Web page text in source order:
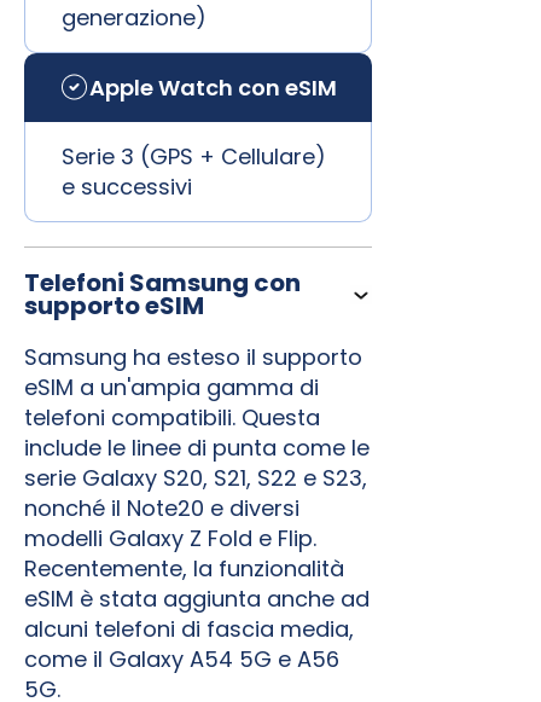
generazione)
Apple Watch con eSIM
Serie 3 (GPS + Cellulare)
e successivi
Telefoni Samsung con
supporto eSIM
Samsung ha esteso il supporto
eSIM a un'ampia gamma di
telefoni compatibili. Questa
include le linee di punta come le
serie Galaxy S20, S21, S22 e S23,
nonché il Note20 e diversi
modelli Galaxy Z Fold e Flip.
Recentemente, la funzionalità
eSIM è stata aggiunta anche ad
alcuni telefoni di fascia media,
come il Galaxy A54 5G e A56
5G.